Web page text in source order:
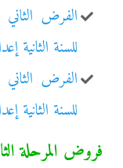
الفرض الثاني
للسنة الثانية
الفرض الثاني
للسنة الثانية
فروض المرحلة